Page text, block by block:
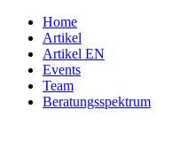
Home
Artikel
Artikel EN
Events
Team
Beratungsspektrum